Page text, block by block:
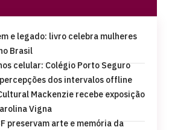
e legado: livro celebra mulheres
Brasil
celular: Colégio Porto Seguro
dos intervalos offline
Mackenzie recebe exposição
Vigna
preservam arte e memória da